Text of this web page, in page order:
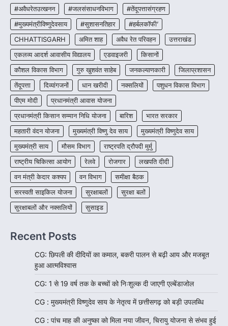
3
हरित विकास और किसानों की आय…
4
CHHATTISGARH
CG : पांच माह की अनुष्का को मिला नया
जीवन, चिरायु योजना से संभव हुई सफल सर्जरी
More Khabar August 7, 2026
रायपुर। राष्ट्रीय बाल स्वास्थ्य कार्यक्रम (चिरायु) के तहत
जशपुर जिले की 5 माह की मासूम…
#अवैधरेतउत्खनन #जलसंसाधनविभाग
#तेंदूपत्तासंग्रहण
#मुख्यमंत्रीविष्णुदेवसाय
#सुशासनतिहार
#हर्बलकॉफी’
CHHATTISGARH
अमित शाह अवैध रेत परिवहन
उत्तराखंड
एकलव्य आदर्श आवासीय विद्यालय
एडवाइजरी
किसानों
कौशल विकास विभाग
गुरु खुशवंत साहेब जनकल्याणकारी
जिलाप्रशासन
तेंदूपत्ता
दिव्यांगजनों धान खरीदी नक्सलियों
पशुधन विकास विभाग
पीएम मोदी
प्रधानमंत्री आवास योजना
प्रधानमंत्री किसान सम्मान निधि योजना
बारिश
भारत सरकार
महतारी वंदन योजना
मुख्यमंत्री विष्णु देव साय
मुख्यमंत्री विष्णुदेव साय
मुख्यमंत्री साय
मौसम विभाग
राष्ट्रपति द्रौपदी मुर्मु
राष्ट्रीय चिकित्सा आयोग
रेलवे रोजगार
लखपति दीदी
वन मंत्री केदार कश्यप
वन विभाग
समीक्षा बैठक
सरस्वती साइकिल योजना
सुरक्षाबलों
सुरक्षा बलों
सुरक्षाबलों और नक्सलियों
सुसाइड
Recent Posts
CG: छिपली की दीदियों का कमाल, बकरी पालन से बढ़ी आय और मजबूत
हुआ आत्मविश्वास
CG: 1 से 19 वर्ष तक के बच्चों को निःशुल्क दी जाएगी एल्बेंडाजोल
CG : मुख्यमंत्री विष्णुदेव साय के नेतृत्व में छत्तीसगढ़ को बड़ी उपलब्धि
CG : पांच माह की अनुष्का को मिला नया जीवन, चिरायु योजना से संभव हुई